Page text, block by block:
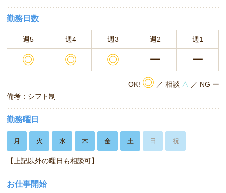
勤務日数
週5 週4 週3 週2 週1
◎ ◎ ◎ ー ー
OK! ◎ ／ 相談 △ ／ NG ー
備考：シフト制
勤務曜日
月 火 水 木 金 土 日 祝
【上記以外の曜日も相談可】
お仕事開始